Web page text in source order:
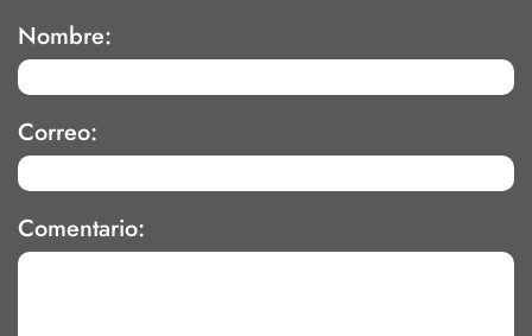
Nombre:
Correo:
Comentario: